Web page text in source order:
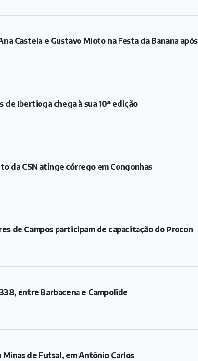
Castela e Gustavo Mioto na Festa da Banana após
de Ibertioga chega à sua 10ª edição
da CSN atinge córrego em Congonhas
de Campos participam de capacitação do Procon
entre Barbacena e Campolide
Minas de Futsal, em Antônio Carlos